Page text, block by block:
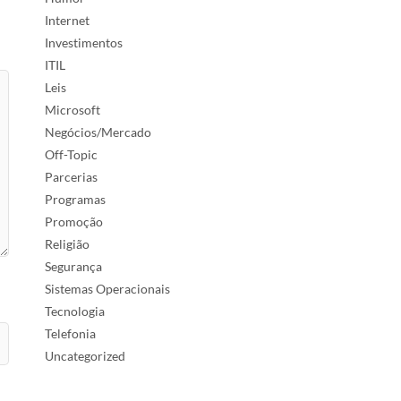
Internet
Investimentos
ITIL
Leis
Microsoft
Negócios/Mercado
Off-Topic
Parcerias
Programas
Promoção
Religião
Segurança
Sistemas Operacionais
Tecnologia
Telefonia
Uncategorized